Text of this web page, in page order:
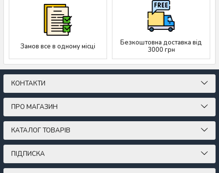
Замов все в одному місці
Безкоштовна доставка від
3000 грн
КОНТАКТИ
ПРО МАГАЗИН
КАТАЛОГ ТОВАРІВ
ПІДПИСКА